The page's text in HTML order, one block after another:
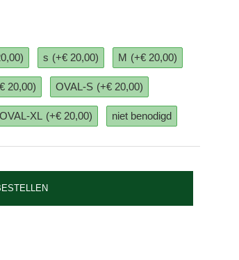
s (+€ 20,00) M (+€ 20,00)
20,00) OVAL-S (+€ 20,00)
OVAL-XL (+€ 20,00) niet benodigd